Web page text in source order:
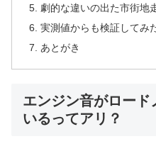
劇的な違いの出た市街地
実測値からも検証してみ
あとがき
エンジン音がロード
いるってアリ？